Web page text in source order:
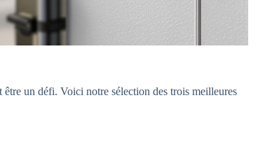
être un défi. Voici notre sélection des trois meilleures